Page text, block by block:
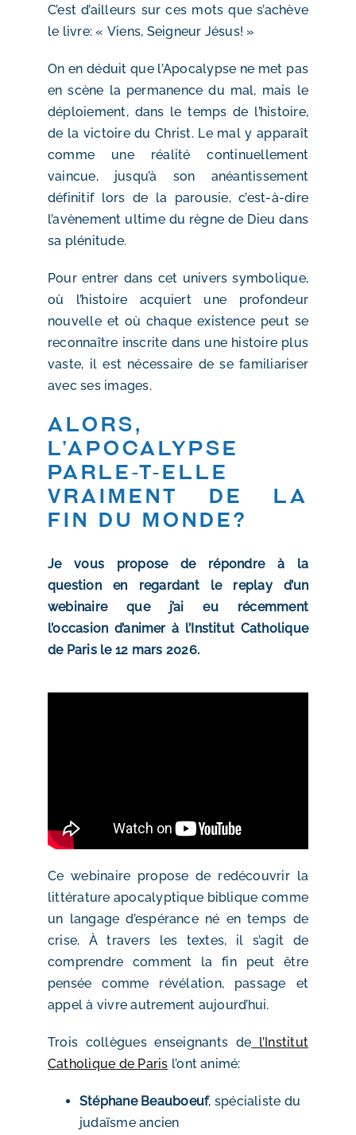
C’est d’ailleurs sur ces mots que s’achève
le livre: « Viens, Seigneur Jésus! »
On en déduit que l’Apocalypse ne met pas
en scène la permanence du mal, mais le
déploiement, dans le temps de l’histoire,
de la victoire du Christ. Le mal y apparaît
comme une réalité continuellement
vaincue, jusqu’à son anéantissement
définitif lors de la parousie, c’est-à-dire
l’avènement ultime du règne de Dieu dans
sa plénitude.
Pour entrer dans cet univers symbolique,
où l’histoire acquiert une profondeur
nouvelle et où chaque existence peut se
reconnaître inscrite dans une histoire plus
vaste, il est nécessaire de se familiariser
avec ses images.
Alors,
L’Apocalypse
parle-t-elle
vraiment de la
fin du monde?
Je vous propose de répondre à la
question en regardant le replay d’un
webinaire que j’ai eu récemment
l’occasion d’animer à l’Institut Catholique
de Paris le 12 mars 2026.
Ce webinaire propose de redécouvrir la
littérature apocalyptique biblique comme
un langage d’espérance né en temps de
crise. À travers les textes, il s’agit de
comprendre comment la fin peut être
pensée comme révélation, passage et
appel à vivre autrement aujourd’hui.
Trois collègues enseignants de l’Institut
Catholique de Paris l’ont animé:
Stéphane Beauboeuf, spécialiste du
judaïsme ancien